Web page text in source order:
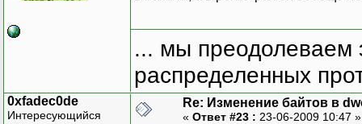
... мы преодолеваем
распределенных
0xfadec0de
Интересующийся
Re: Изменение байтов в
« Ответ #23 : 23-06-2009 10:47